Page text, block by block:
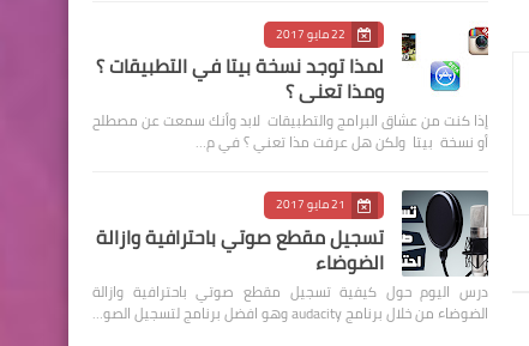
22 مايو 2017
لمذا توجد نسخة بيتا في التطبيقات ؟
ومذا تعني ؟
إذا كنت من عشاق البرامج والتطبيقات لابد وأنك سمعت عن مصطلح
أو نسخة بيتا ولكن هل عرفت مذا تعني ؟ في م…
21 مايو 2017
تسجيل مقطع صوتي باحترافية وازالة
الضوضاء
درس اليوم حول كيفية تسجيل مقطع صوتي باحترافية وازالة
الضوضاء من خلال برنامج audacity وهو افضل برنامج لتسجيل الصو…